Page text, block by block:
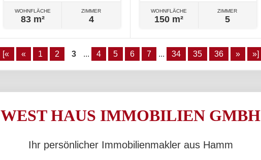
WOHNFLÄCHE
83 m²
ZIMMER
4
WOHNFLÄCHE
150 m²
ZIMMER
5
[« « 1 2 3 ... 4 5 6 7 ... 34 35 36 » »]
WEST HAUS IMMOBILIEN GMBH
Ihr persönlicher Immobilienmakler aus Hamm